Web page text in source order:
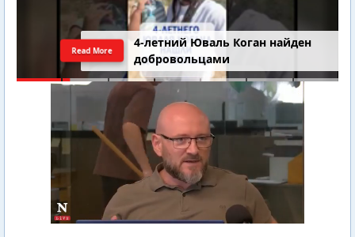
4-летний Юваль Коган найден
добровольцами
Read More